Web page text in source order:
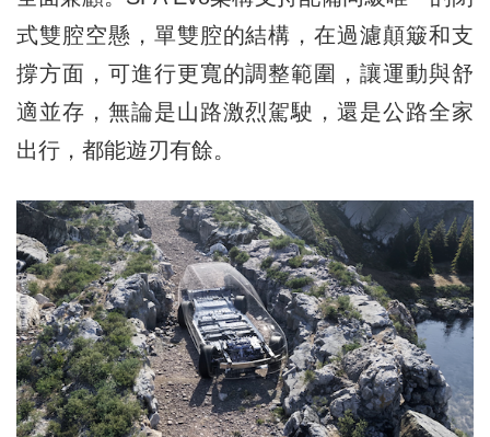
式雙腔空懸，單雙腔的結構，在過濾顛簸和支
撐方面，可進行更寬的調整範圍，讓運動與舒
適並存，無論是山路激烈駕駛，還是公路全家
出行，都能遊刃有餘。